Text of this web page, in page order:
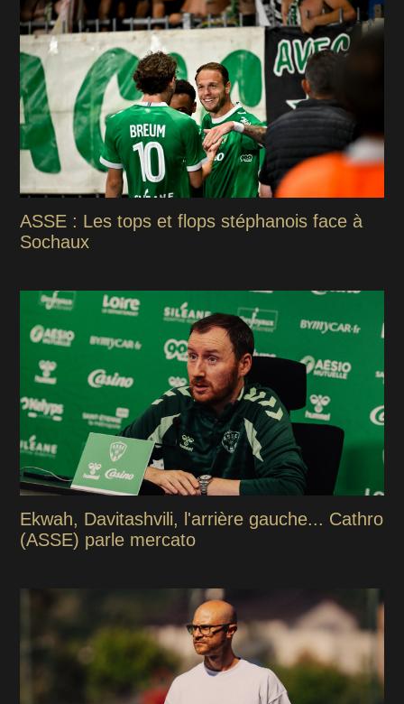
ASSE : Les tops et flops stéphanois face à
Sochaux
Ekwah, Davitashvili, l'arrière gauche... Cathro
(ASSE) parle mercato